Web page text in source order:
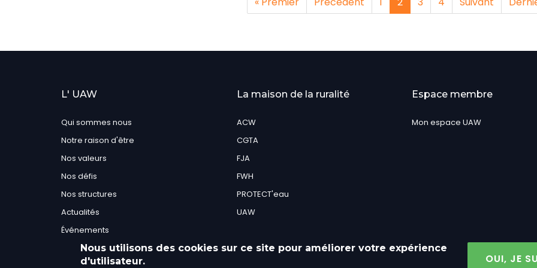
page
précédente
courante
suivante
page
L' UAW
Qui sommes nous
Notre raison d'être
Nos valeurs
Nos défis
Nos structures
Actualités
Événements
Contactez-nous
La maison de la ruralité
ACW
CGTA
FJA
FWH
PROTECT'eau
UAW
Espace membre
Mon espace UAW
Nous utilisons des cookies sur ce site pour améliorer votre expérience
d'utilisateur.
OUI, JE